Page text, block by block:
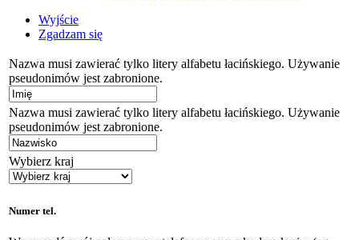
Wyjście
Zgadzam się
Nazwa musi zawierać tylko litery alfabetu łacińskiego. Używanie
pseudonimów jest zabronione.
Nazwa musi zawierać tylko litery alfabetu łacińskiego. Używanie
pseudonimów jest zabronione.
Wybierz kraj
Numer tel.